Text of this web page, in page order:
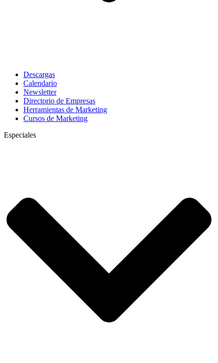
Descargas
Calendario
Newsletter
Directorio de Empresas
Herramientas de Marketing
Cursos de Marketing
Especiales